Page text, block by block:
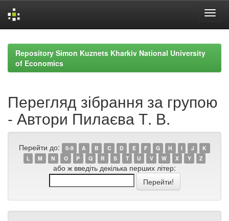
navigationRepository Simon Kuznets Kharkiv National University
of Economics
Перегляд зібрання за групою
- Автори Пилаєва Т. В.
Перейти до: 0-9 A B C D E F G H I J
K
L
M N O P Q R S T U V W X Y Z
або ж введіть декілька перших літер: